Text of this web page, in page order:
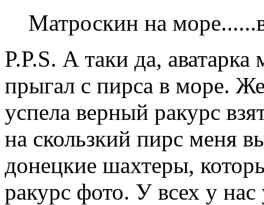
Матроскин на
P.P.S. А таки да,
прыгал с пирса в море.
успела верный ракурс
на скользкий пирс меня
донецкие шахтеры,
ракурс фото. У всех у